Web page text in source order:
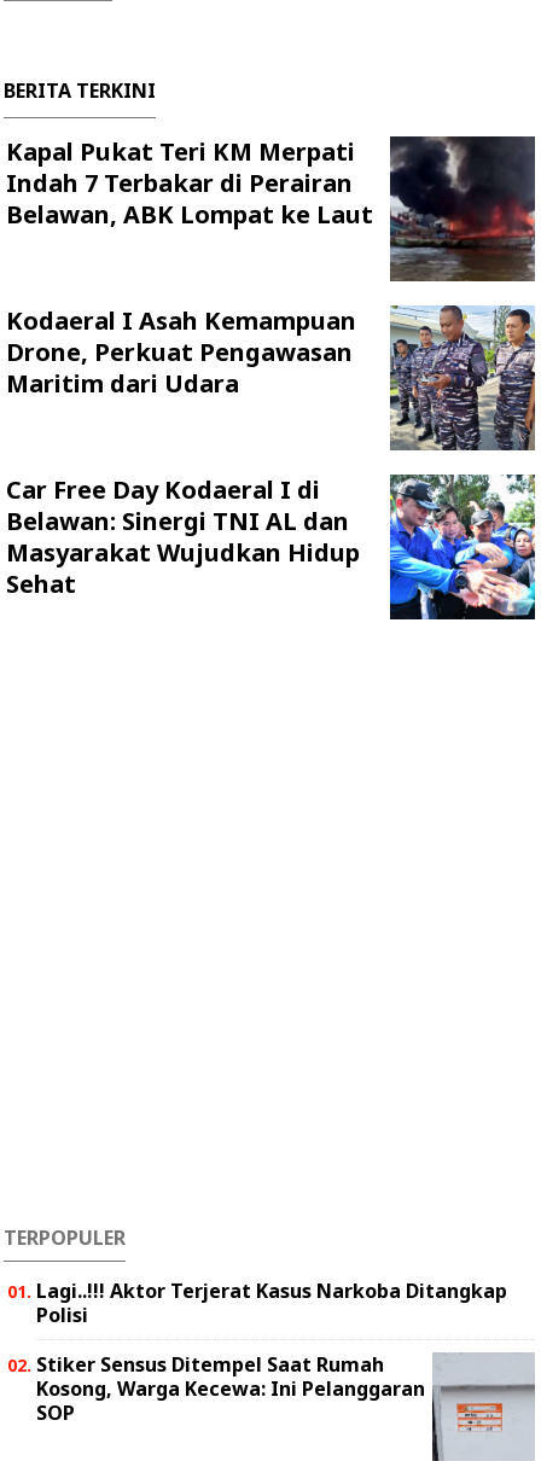
BERITA TERKINI
Kapal Pukat Teri KM Merpati
Indah 7 Terbakar di Perairan
Belawan, ABK Lompat ke Laut
Kodaeral I Asah Kemampuan
Drone, Perkuat Pengawasan
Maritim dari Udara
Car Free Day Kodaeral I di
Belawan: Sinergi TNI AL dan
Masyarakat Wujudkan Hidup
Sehat
TERPOPULER
Lagi..!!! Aktor Terjerat Kasus Narkoba Ditangkap
Polisi
Stiker Sensus Ditempel Saat Rumah
Kosong, Warga Kecewa: Ini Pelanggaran
SOP